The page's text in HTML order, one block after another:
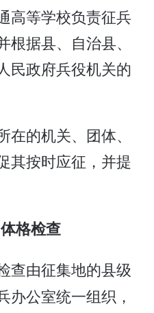
高等学校负责征兵
据县、自治县、
民政府兵役机关的
的机关、团体、
其按时应征，并提
格检查
查由征集地的县级
办公室统一组织，